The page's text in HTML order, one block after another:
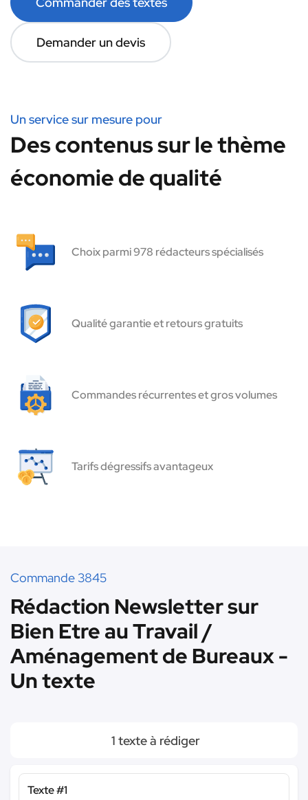
Demander un devis
Un service sur mesure pour
Des contenus sur le thème
économie de qualité
Choix parmi 978 rédacteurs spécialisés
Qualité garantie et retours gratuits
Commandes récurrentes et gros volumes
Tarifs dégressifs avantageux
Commande 3845
Rédaction Newsletter sur
Bien Etre au Travail /
Aménagement de Bureaux -
Un texte
1 texte à rédiger
Texte #1